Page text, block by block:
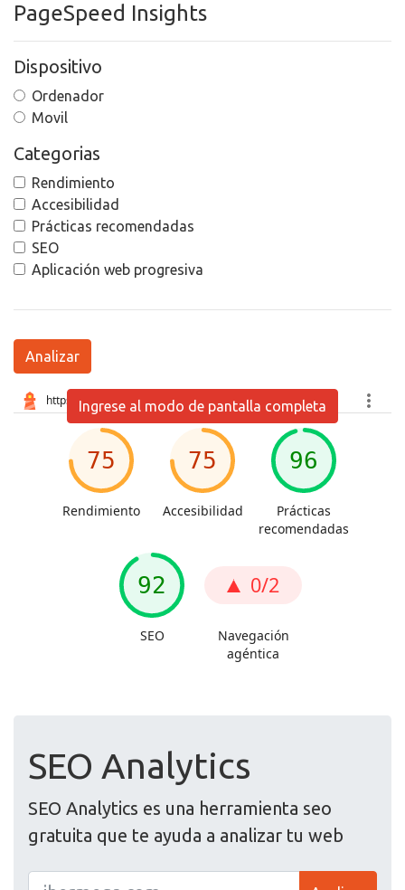
PageSpeed Insights
Dispositivo
Ordenador
Movil
Categorias
Rendimiento
Accesibilidad
Prácticas recomendadas
SEO
Aplicación web progresiva
Analizar
Ingrese al modo de pantalla completa
SEO Analytics
SEO Analytics es una herramienta seo
gratuita que te ayuda a analizar tu web